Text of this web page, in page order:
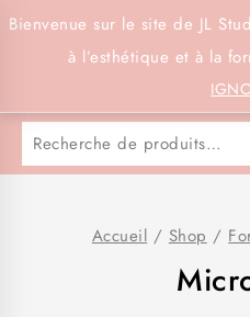
Bienvenue sur le site de JL
à l’esthétique et à la
Accueil / Shop /